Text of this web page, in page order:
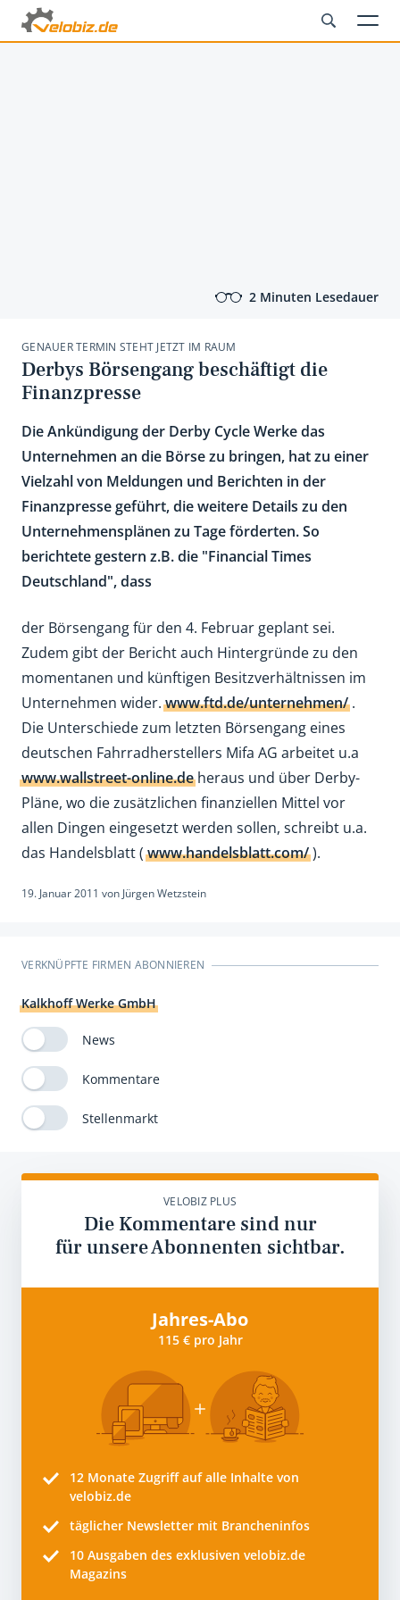
2 Minuten Lesedauer
GENAUER TERMIN STEHT JETZT IM RAUM
Derbys Börsengang beschäftigt die
Finanzpresse
Die Ankündigung der Derby Cycle Werke das
Unternehmen an die Börse zu bringen, hat zu einer
Vielzahl von Meldungen und Berichten in der
Finanzpresse geführt, die weitere Details zu den
Unternehmensplänen zu Tage förderten. So
berichtete gestern z.B. die "Financial Times
Deutschland", dass
der Börsengang für den 4. Februar geplant sei.
Zudem gibt der Bericht auch Hintergründe zu den
momentanen und künftigen Besitzverhältnissen im
Unternehmen wider.www.ftd.de/unternehmen/.
Die Unterschiede zum letzten Börsengang eines
deutschen Fahrradherstellers Mifa AG arbeitet u.a
www.wallstreet-online.deheraus und über Derby-
Pläne, wo die zusätzlichen finanziellen Mittel vor
allen Dingen eingesetzt werden sollen, schreibt u.a.
das Handelsblatt (www.handelsblatt.com/).
19. Januar 2011 von Jürgen Wetzstein
VERKNÜPFTE FIRMEN ABONNIEREN
Kalkhoff Werke GmbH
News
Kommentare
Stellenmarkt
VELOBIZ PLUS
Die Kommentare sind nur
für unsere Abonnenten sichtbar.
Jahres-Abo
115 € pro Jahr
12 Monate Zugriff auf alle Inhalte von
velobiz.de
täglicher Newsletter mit Brancheninfos
10 Ausgaben des exklusiven velobiz.de
Magazins